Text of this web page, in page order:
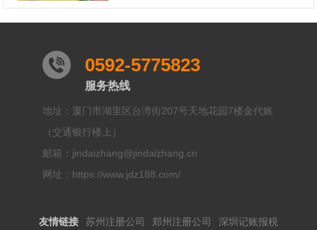
0592-5775823
服务热线
地址：厦门市湖里区台湾街207号天地花园7楼金代账
（交通银行楼上）
邮箱：jindaizhang@jindaizhang.cn
网址：https://www.jdz188.com/
友情链接 苏州注册公司 郑州注册公司 深圳记账报税